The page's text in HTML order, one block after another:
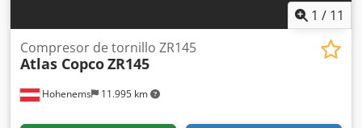
1 / 11
Hohenems 11.995 km
Compresor de tornillo ZR145
Atlas CopcoZR145